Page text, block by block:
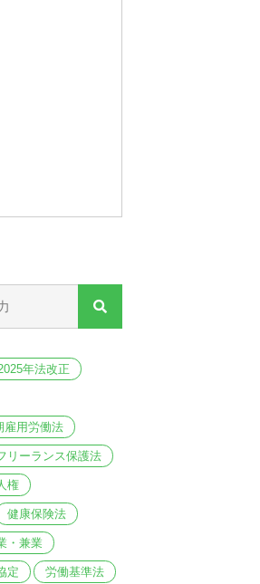
年法改正
雇用労働法
リーランス保護法
権
健康保険法
・兼業
定 労働基準法